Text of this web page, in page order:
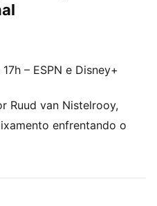
17h – ESPN e Disney+
Ruud van Nistelrooy,
enfrentando o